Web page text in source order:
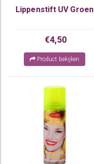
Lippenstift UV Groen
€4,50
Product bekijken